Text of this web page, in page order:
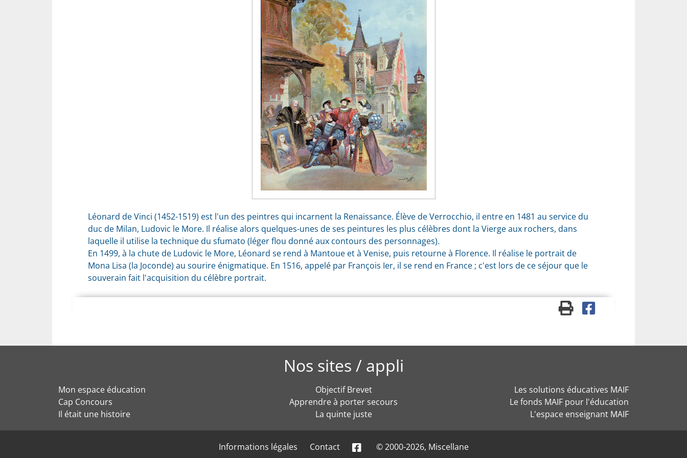
Léonard de Vinci (1452-1519) est l'un des peintres qui incarnent la Renaissance. Élève de Verrocchio, il entre en 1481 au service du
duc de Milan, Ludovic le More. Il réalise alors quelques-unes de ses peintures les plus célèbres dont la Vierge aux rochers, dans
laquelle il utilise la technique du sfumato (léger flou donné aux contours des personnages).
En 1499, à la chute de Ludovic le More, Léonard se rend à Mantoue et à Venise, puis retourne à Florence. Il réalise le portrait de
Mona Lisa (la Joconde) au sourire énigmatique. En 1516, appelé par François Ier, il se rend en France ; c'est lors de ce séjour que le
souverain fait l'acquisition du célèbre portrait.
Nos sites / appli
Mon espace éducation
Cap Concours
Il était une histoire
Objectif Brevet
Apprendre à porter secours
La quinte juste
Les solutions éducatives MAIF
Le fonds MAIF pour l'éducation
L'espace enseignant MAIF
Informations légales Contact © 2000-2026, Miscellane